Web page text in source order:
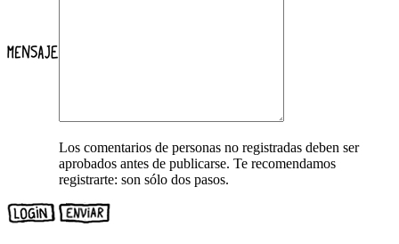
Los comentarios de personas no registradas deben ser
aprobados antes de publicarse. Te recomendamos
registrarte: son sólo dos pasos.